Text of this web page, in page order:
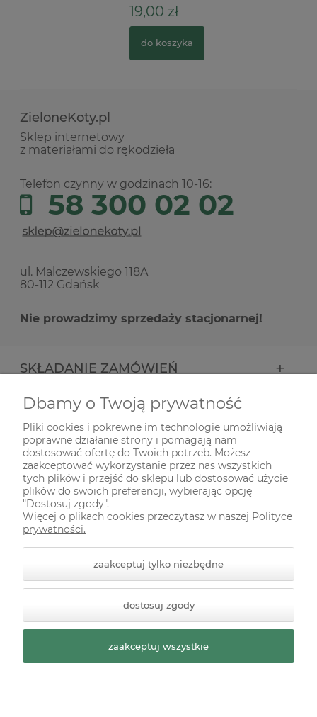
ZieloneKoty.pl
Sklep internetowy
z materiałami do rękodzieła
Telefon czynny w godzinach 10-16:
58 300 02 02
ul. Malczewskiego 118A
80-112 Gdańsk
Nie prowadzimy sprzedaży stacjonarnej!
SKŁADANIE ZAMÓWIEŃ
INFORMACJE
ODWIEDŹ NAS NA
Styl graficzny ShopGadget.pl
Sklep internetowy Shoper
Premium
Dbamy o Twoją prywatność
Pliki cookies i pokrewne im technologie umożliwiają
poprawne działanie strony i pomagają nam
dostosować ofertę do Twoich potrzeb. Możesz
zaakceptować wykorzystanie przez nas wszystkich
tych plików i przejść do sklepu lub dostosować użycie
plików do swoich preferencji, wybierając opcję
"Dostosuj zgody".
Więcej o plikach cookies przeczytasz w naszej Polityce
prywatności.
zaakceptuj tylko niezbędne
dostosuj zgody
zaakceptuj wszystkie